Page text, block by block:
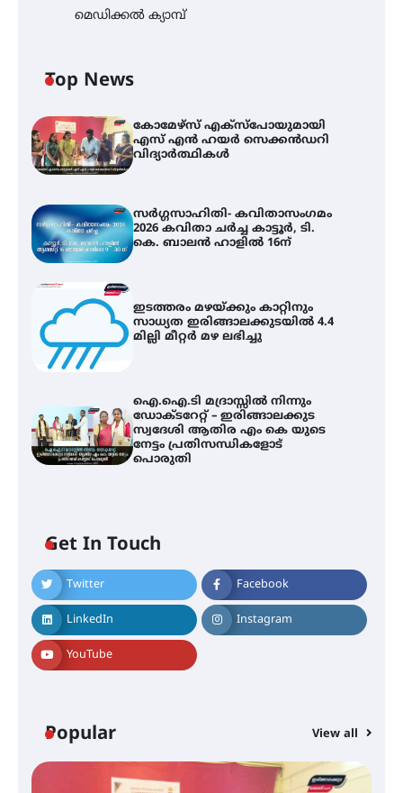
മെഡിക്കൽ ക്യാമ്പ്
Top News
കോമേഴ്സ് എക്സ്പോയുമായി
എസ് എൻ ഹയർ സെക്കൻഡറി
വിദ്യാർത്ഥികൾ
സർഗ്ഗസാഹിതി- കവിതാസംഗമം
2026 കവിതാ ചർച്ച കാട്ടൂർ, ടി.
കെ. ബാലൻ ഹാളിൽ 16ന്
ഇടത്തരം മഴയ്ക്കും കാറ്റിനും
സാധ്യത ഇരിങ്ങാലക്കുടയിൽ 4.4
മില്ലി മീറ്റർ മഴ ലഭിച്ചു
ഐ.ഐ.ടി മദ്രാസ്സിൽ നിന്നും
ഡോക്ടറേറ്റ് – ഇരിങ്ങാലക്കുട
സ്വദേശി ആതിര എം കെ യുടെ
നേട്ടം പ്രതിസന്ധികളോട്
പൊരുതി
Get In Touch
Twitter Facebook
LinkedIn Instagram
YouTube
Popular View all
ഇടത്തരം മഴയ്ക്കും കാറ്റിനും
സാധ്യത ഇരിങ്ങാലക്കുടയിൽ 4.4
മില്ലി മീറ്റർ മഴ ലഭിച്ചു
നേട്ടം പ്രതിസന്ധികളോട് പൊരുതി